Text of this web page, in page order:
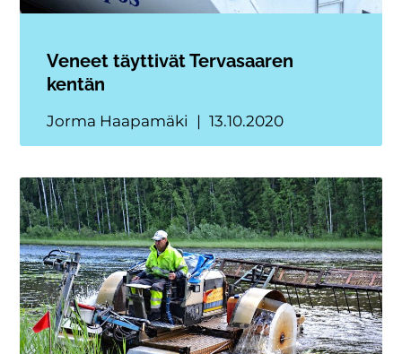
Veneet täyttivät Tervasaaren
kentän
Jorma Haapamäki 13.10.2020